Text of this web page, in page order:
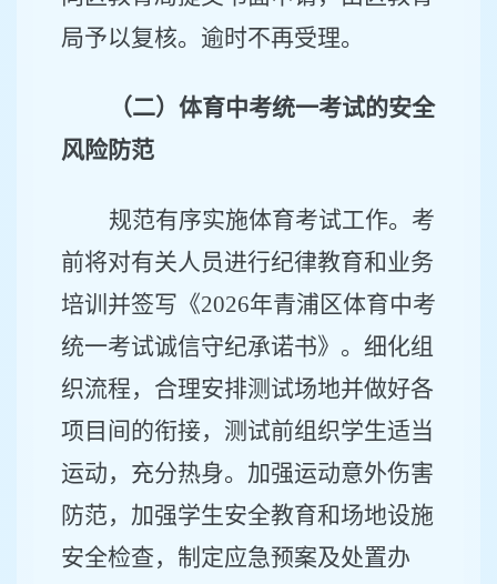
局予以复核。逾时不再受理。
（二）体育中考统一考试的安全
风险防范
规范有序实施体育考试工作。考
前将对有关人员进行纪律教育和业务
培训并签写《2026年青浦区体育中考
统一考试诚信守纪承诺书》。细化组
织流程，合理安排测试场地并做好各
项目间的衔接，测试前组织学生适当
运动，充分热身。加强运动意外伤害
防范，加强学生安全教育和场地设施
安全检查，制定应急预案及处置办